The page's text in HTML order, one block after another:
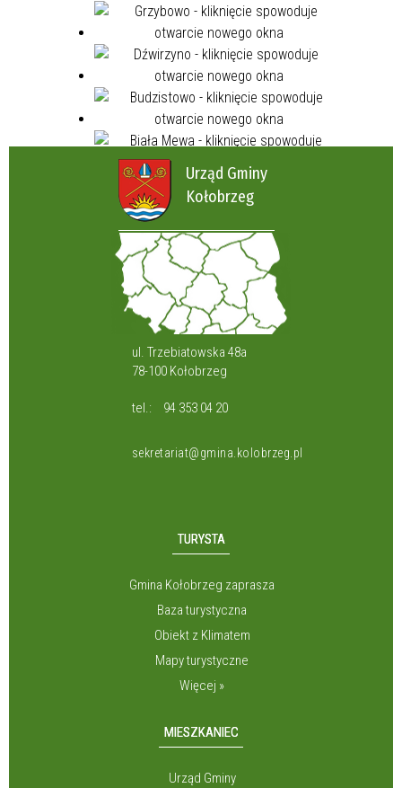
Urząd Gminy
Kołobrzeg
ul. Trzebiatowska 48a
78-100 Kołobrzeg
tel.: 94 353 04 20
sekretariat@gmina.kolobrzeg.pl
TURYSTA
Gmina Kołobrzeg zaprasza
Baza turystyczna
Obiekt z Klimatem
Mapy turystyczne
Więcej »
MIESZKANIEC
Urząd Gminy